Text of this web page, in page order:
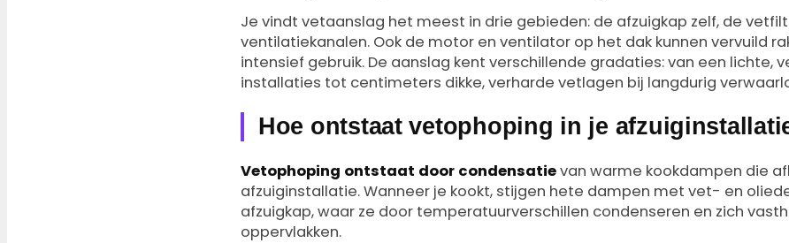
Je vindt vetaanslag het meest in drie gebieden: de afzuigkap zelf, de
ventilatiekanalen. Ook de motor en ventilator op het dak kunnen vervuild
intensief gebruik. De aanslag kent verschillende gradaties: van een lichte,
installaties tot centimeters dikke, verharde vetlagen bij langdurig
Hoe ontstaat vetophoping in je
Vetophoping ontstaat door condensatievan warme kookdampen die
afzuiginstallatie. Wanneer je kookt, stijgen hete dampen met vet- en
afzuigkap, waar ze door temperatuurverschillen condenseren en zich
oppervlakken.